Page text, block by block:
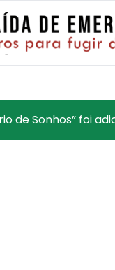
de Sonhos” foi